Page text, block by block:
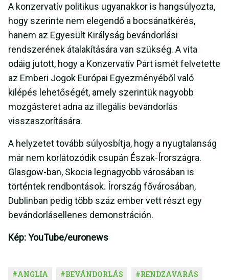
A konzervatív politikus ugyanakkor is hangsúlyozta,
hogy szerinte nem elegendő a bocsánatkérés,
hanem az Egyesült Királyság bevándorlási
rendszerének átalakítására van szükség. A vita
odáig jutott, hogy a Konzervatív Párt ismét felvetette
az Emberi Jogok Európai Egyezményéből való
kilépés lehetőségét, amely szerintük nagyobb
mozgásteret adna az illegális bevándorlás
visszaszorítására.
A helyzetet tovább súlyosbítja, hogy a nyugtalanság
már nem korlátozódik csupán Észak-Írországra.
Glasgow-ban, Skocia legnagyobb városában is
történtek rendbontások. Írország fővárosában,
Dublinban pedig több száz ember vett részt egy
bevándorlásellenes demonstráción.
Kép: YouTube/euronews
#ANGLIA #BEVÁNDORLÁS #RENDZAVARÁS